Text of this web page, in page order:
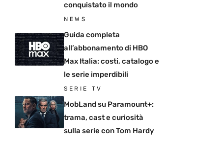
conquistato il mondo
NEWS
Guida completa
all’abbonamento di HBO
Max Italia: costi, catalogo e
le serie imperdibili
SERIE TV
MobLand su Paramount+:
trama, cast e curiosità
sulla serie con Tom Hardy